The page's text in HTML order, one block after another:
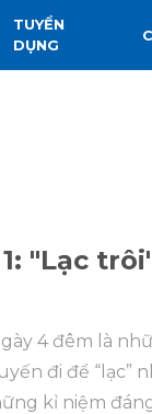
TUYỂN
DỤNG
"Lạc
4 đêm là
đi để
kỉ niệm